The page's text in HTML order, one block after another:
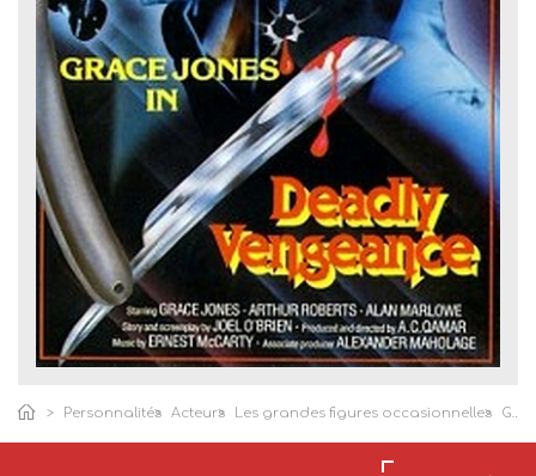
Personnalités Acteurs Les grandes figures occasionnelles Grace Jones